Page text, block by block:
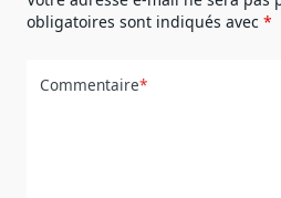
obligatoires sont indiqués avec *
Commentaire*